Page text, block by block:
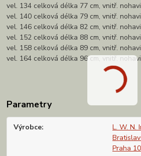
vel. 134 celková délka 77 cm, vnitř.
vel. 140 celková délka 79 cm, vnitř.
vel. 146 celková délka 82 cm, vnitř.
vel. 152 celková délka 88 cm, vnitř.
vel. 158 celková délka 89 cm, vnitř.
vel. 164 celková délka 96 cm, vnitř.
Parametry
Výrobce
L. W. N.
Praha 10